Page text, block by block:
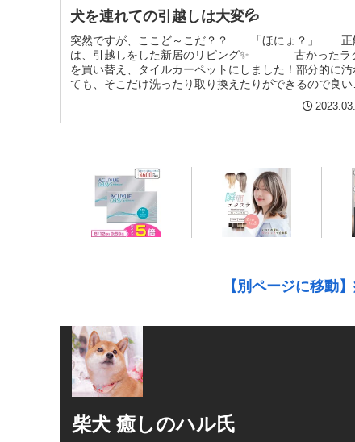
犬を連れての引越しは大変💦
突然ですが、ここど～こだ？？ 「ほにょ？」 正
は、引越しをした新居のリビング✨ 古かったラ
を買い替え、タイルカーペットにしました！部分的に汚
ても、そこだけ洗ったり取り換えたりができるので良い
【別ページに移動
柴犬 癒しのハル氏